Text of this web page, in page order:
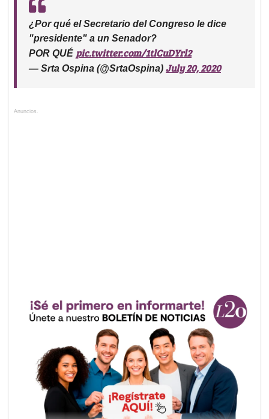
¿Por qué el Secretario del Congreso le dice
"presidente" a un Senador?
POR QUÉ pic.twitter.com/1tlCuDYrl2
— Srta Ospina (@SrtaOspina) July 20, 2020
Anuncios.